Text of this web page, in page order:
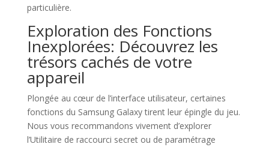
particulière.
Exploration des Fonctions
Inexplorées: Découvrez les
trésors cachés de votre
appareil
Plongée au cœur de l’interface utilisateur, certaines
fonctions du Samsung Galaxy tirent leur épingle du jeu.
Nous vous recommandons vivement d’explorer
l’Utilitaire de raccourci secret ou de paramétrage